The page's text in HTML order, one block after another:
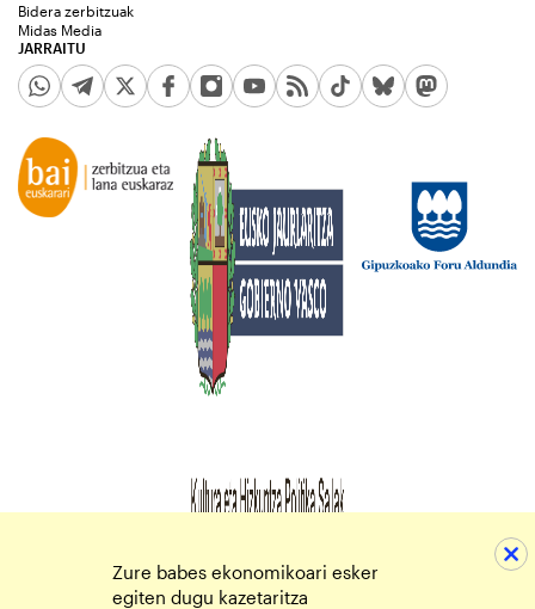
JARRAITU
Bidera zerbitzuak
Midas Media
Zure babes ekonomikoari esker
egiten dugu kazetaritza